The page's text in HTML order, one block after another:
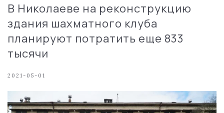
В Николаеве на реконструкцию
здания шахматного клуба
планируют потратить еще 833
тысячи
2021-05-01